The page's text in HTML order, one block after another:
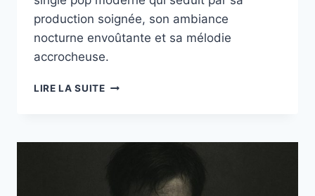
production soignée, son ambiance
nocturne envoûtante et sa mélodie
accrocheuse.
LIRE LA SUITESEBASTIAN
POP